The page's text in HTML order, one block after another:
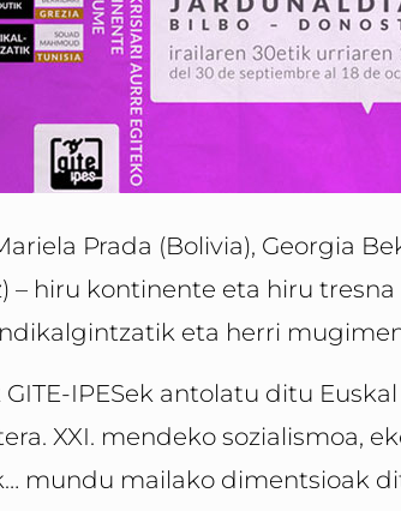
Prada (Bolivia), Georgia
– hiru kontinente eta hiru
eta herri
IPESek antolatu ditu
XXI. mendeko sozialismoa,
mundu mailako dimentsioak